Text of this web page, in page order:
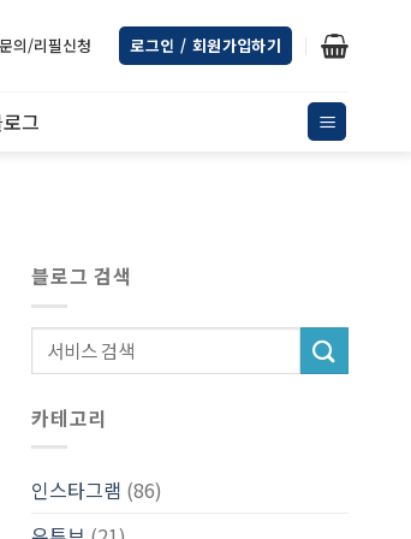
의/리필신청 로그인 / 회원가입하기
그
블로그 검색
카테고리
인스타그램 (86)